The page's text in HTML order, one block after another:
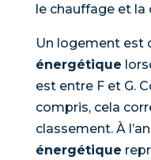
le chauffage et
Un logement est
énergétique
est entre F et G.
compris, cela
classement. À
énergétique